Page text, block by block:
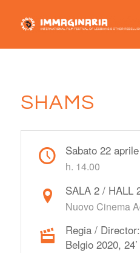
SHAMS
Sabato 22
h. 14.00
SALA 2 / HALL
Nuovo Cinema
Regia /
Belgio 2020, 24’